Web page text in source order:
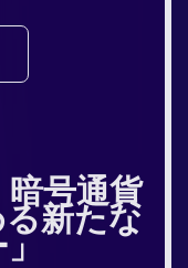
暗号通貨
新たな